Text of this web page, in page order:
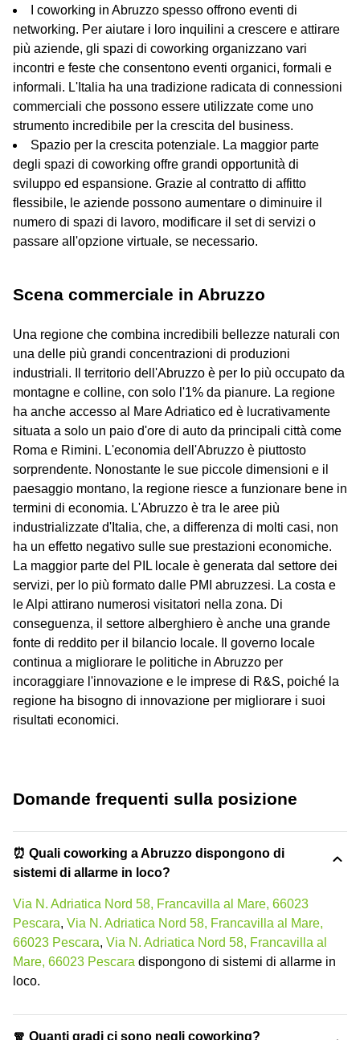
I coworking in Abruzzo spesso offrono eventi di
networking. Per aiutare i loro inquilini a crescere e attirare
più aziende, gli spazi di coworking organizzano vari
incontri e feste che consentono eventi organici, formali e
informali. L'Italia ha una tradizione radicata di connessioni
commerciali che possono essere utilizzate come uno
strumento incredibile per la crescita del business.
Spazio per la crescita potenziale. La maggior parte
degli spazi di coworking offre grandi opportunità di
sviluppo ed espansione. Grazie al contratto di affitto
flessibile, le aziende possono aumentare o diminuire il
numero di spazi di lavoro, modificare il set di servizi o
passare all'opzione virtuale, se necessario.
Scena commerciale in Abruzzo
Una regione che combina incredibili bellezze naturali con
una delle più grandi concentrazioni di produzioni
industriali. Il territorio dell'Abruzzo è per lo più occupato da
montagne e colline, con solo l'1% da pianure. La regione
ha anche accesso al Mare Adriatico ed è lucrativamente
situata a solo un paio d'ore di auto da principali città come
Roma e Rimini. L'economia dell'Abruzzo è piuttosto
sorprendente. Nonostante le sue piccole dimensioni e il
paesaggio montano, la regione riesce a funzionare bene in
termini di economia. L'Abruzzo è tra le aree più
industrializzate d'Italia, che, a differenza di molti casi, non
ha un effetto negativo sulle sue prestazioni economiche.
La maggior parte del PIL locale è generata dal settore dei
servizi, per lo più formato dalle PMI abruzzesi. La costa e
le Alpi attirano numerosi visitatori nella zona. Di
conseguenza, il settore alberghiero è anche una grande
fonte di reddito per il bilancio locale. Il governo locale
continua a migliorare le politiche in Abruzzo per
incoraggiare l'innovazione e le imprese di R&S, poiché la
regione ha bisogno di innovazione per migliorare i suoi
risultati economici.
Domande frequenti sulla posizione
⏰ Quali coworking a Abruzzo dispongono di
sistemi di allarme in loco?
Via N. Adriatica Nord 58, Francavilla al Mare, 66023
Pescara, Via N. Adriatica Nord 58, Francavilla al Mare,
66023 Pescara, Via N. Adriatica Nord 58, Francavilla al
Mare, 66023 Pescara dispongono di sistemi di allarme in
loco.
🧣 Quanti gradi ci sono negli coworking?